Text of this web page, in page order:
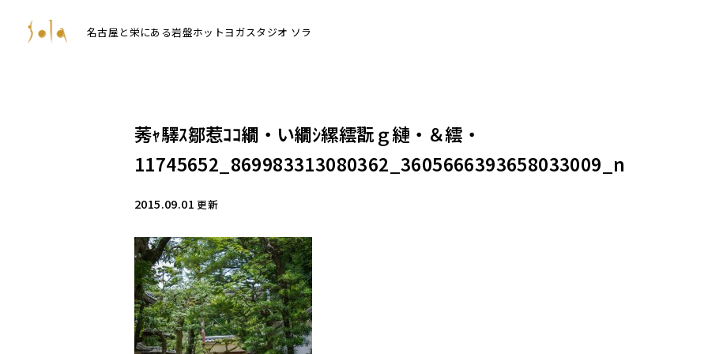
名古屋と栄にある岩盤ホットヨガスタジオ ソラ
莠ｬ驛ｽ鄒惹ｺｺ繝・い繝ｼ縲繧翫ｇ縺・＆繧・
11745652_869983313080362_3605666393658033009_n
2015.09.01更新